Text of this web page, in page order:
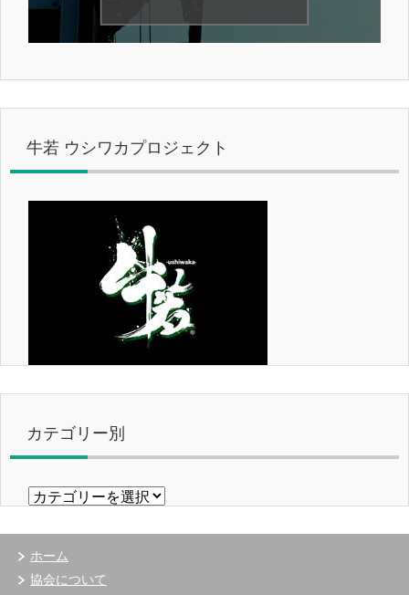
牛若 ウシワカプロジェクト
カテゴリー別
カ
ゴ
リ
ー
別
ホーム
協会について